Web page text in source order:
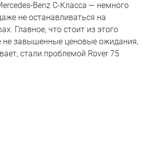
Benz C-Класса — немного
не останавливаться на
Главное, что стоит из этого
не завышенные ценовые ожидания,
стали проблемой Rover 75.